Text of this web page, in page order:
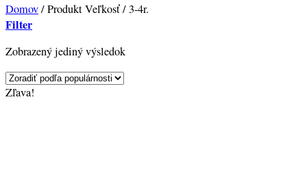
Domov/Produkt Veľkosť/3-4r.
Filter
Zobrazený jediný výsledok
Zľava!